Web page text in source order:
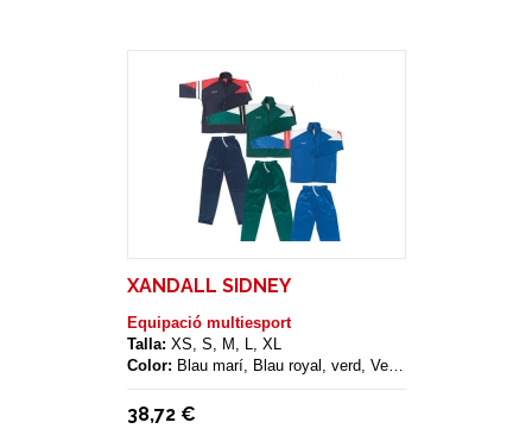
XANDALL SIDNEY
Equipació multiesport
Talla: XS, S, M, L, XL
Color: Blau marí, Blau royal, verd, Vermell
38,72 €